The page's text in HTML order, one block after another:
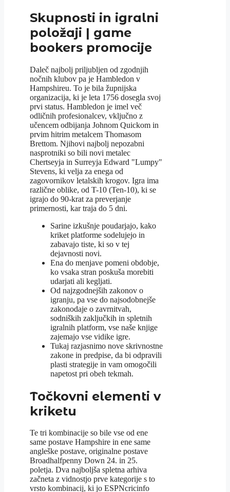
Skupnosti in igralni
položaji | game
bookers promocije
Daleč najbolj priljubljen od zgodnjih
nočnih klubov pa je Hambledon v
Hampshireu. To je bila župnijska
organizacija, ki je leta 1756 dosegla svoj
prvi status. Hambledon je imel več
odličnih profesionalcev, vključno z
učencem odbijanja Johnom Quickom in
prvim hitrim metalcem Thomasom
Brettom. Njihovi najbolj nepozabni
nasprotniki so bili novi metalec
Chertseyja in Surreyja Edward "Lumpy"
Stevens, ki velja za enega od
zagovornikov letalskih krogov. Igra ima
različne oblike, od T-10 (Ten-10), ki se
igrajo do 90-krat za preverjanje
primernosti, kar traja do 5 dni.
Sarine izkušnje poudarjajo, kako
kriket platforme sodelujejo in
zabavajo tiste, ki so v tej
dejavnosti novi.
Ena do menjave pomeni obdobje,
ko vsaka stran poskuša morebiti
udarjati ali kegljati.
Od najzgodnejših zakonov o
igranju, pa vse do najsodobnejše
zakonodaje o zavrnitvah,
sodniških zaključkih in spletnih
igralnih platform, vse naše knjige
zajemajo vse vidike igre.
Tukaj razjasnimo nove skrivnostne
zakone in predpise, da bi odpravili
plasti strategije in vam omogočili
napetost pri obeh tekmah.
Točkovni elementi v
kriketu
Te tri kombinacije so bile vse od ene
same postave Hampshire in ene same
angleške postave, originalne postave
Broadhalfpenny Down 24. in 25.
poletja. Dva najboljša spletna arhiva
začneta z vidnostjo prve kategorije s to
vrsto kombinacij, ki jo ESPNcricinfo